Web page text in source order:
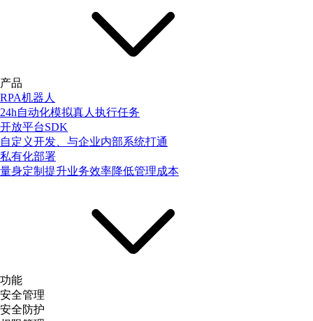
产品
RPA机器人
24h自动化模拟真人执行任务
开放平台SDK
自定义开发、与企业内部系统打通
私有化部署
量身定制提升业务效率降低管理成本
功能
安全管理
安全防护